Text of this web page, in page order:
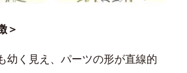
＞
幼く見え、パーツの形が直線的